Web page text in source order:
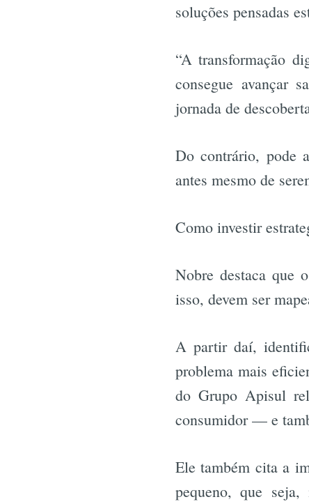
soluções pensadas
“A transformação
consegue avançar
jornada de
Do contrário, pode
antes mesmo de
Como investir
Nobre destaca que
isso, devem ser
A partir daí,
problema mais
do Grupo Apisul
consumidor — e
Ele também cita a
pequeno, que